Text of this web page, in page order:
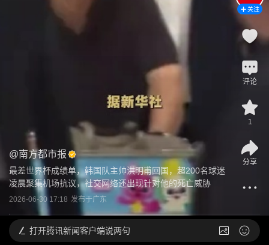
@南方都市报
最差世界杯成绩单，韩国队主帅洪明甫回国，超200名球迷
凌晨聚集机场抗议，社交网络还出现针对他的死亡威胁
2026-06-30 17:18 发布于广东
关注
评论
1
分享
打开腾讯新闻客户端说两句